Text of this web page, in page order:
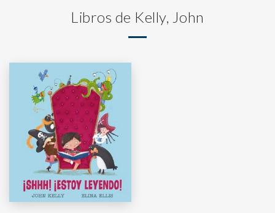
Libros de Kelly, John